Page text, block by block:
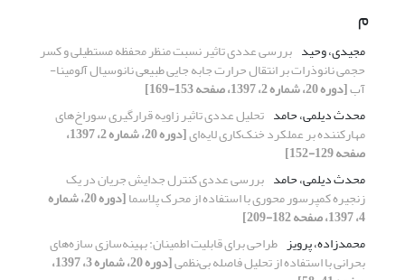
م
مجیدی، وحید بررسی عددی تاثیر نسبت منظر محفظه مستطیلی و کسر
حجمی نانوذرات بر انتقال حرارت جابه جایی طبیعی نانوسیال آلومینا-
آب[دوره 20، شماره 2، 1397، صفحه 153-169]
محدث دیلمی، حامد تحلیل عددی تاثیر زاویه قرارگیری سوراخ‌های
مهارکننده بر عملکرد خنک‌کاری لایه‌ای [دوره 20، شماره 2، 1397،
صفحه 129-152]
محدث دیلمی، حامد بررسی عددی کنترل جدایش جریان در یک
زنجیره کمپرسور محوری با استفاده از محرک پلاسما [دوره 20، شماره
4، 1397، صفحه 182-209]
محمدزاده، پرویز طراحی برای قابلیت اطمینان: بهینه‌سازی سازه‌های
بحرانی با استفاده از تحلیل فاصله بی‌نظمی [دوره 20، شماره 3، 1397،